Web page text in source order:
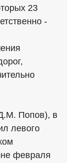
23
-
Попов), в
левого
февраля